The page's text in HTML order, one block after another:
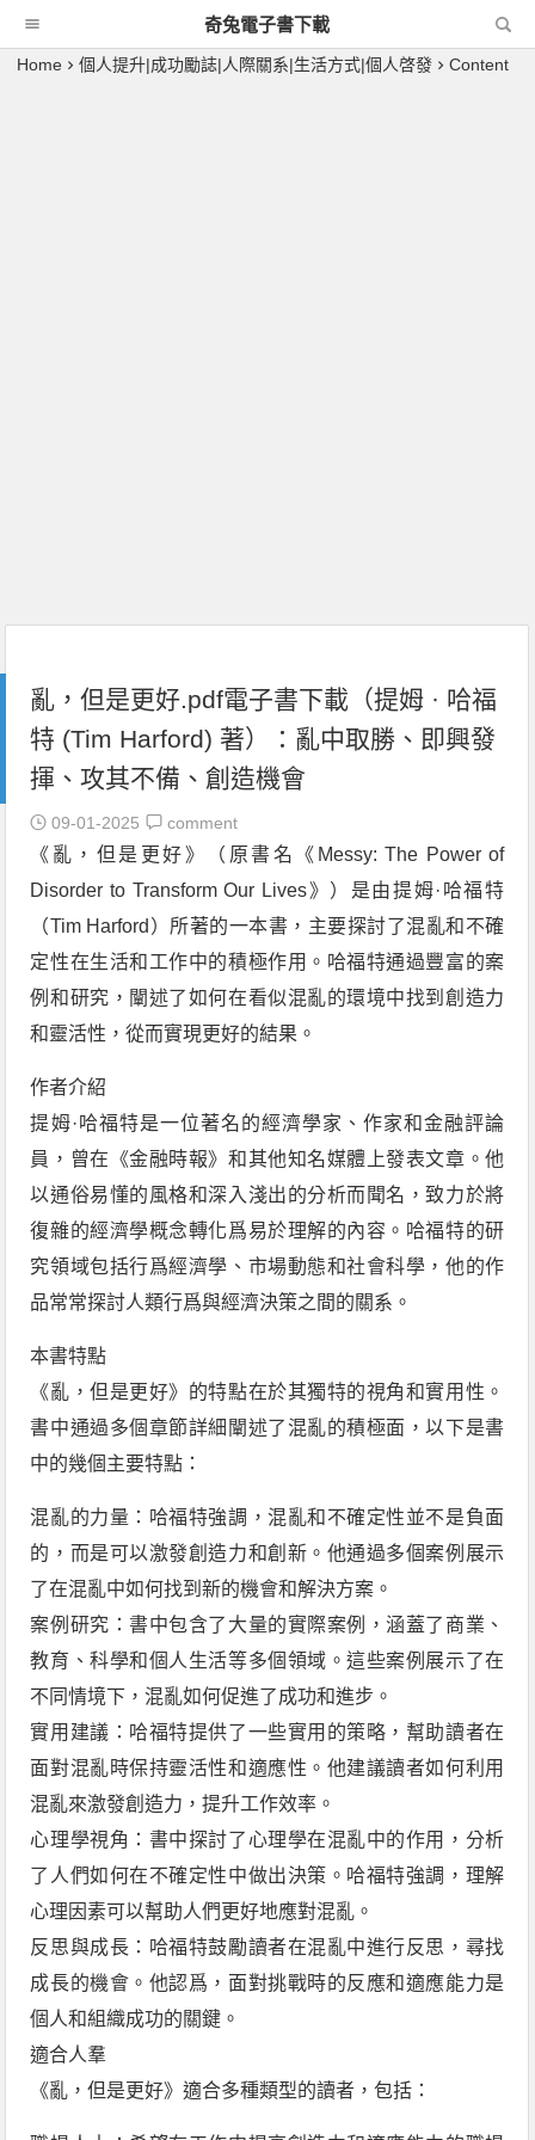
奇兔電子書下載
Home 個人提升|成功勵誌|人際關系|生活方式|個人啓發 Content
亂，但是更好.pdf電子書下載（提姆 · 哈福
特 (Tim Harford) 著）：亂中取勝、即興發
揮、攻其不備、創造機會
09-01-2025 comment
《亂，但是更好》（原書名《Messy: The Power of
Disorder to Transform Our Lives》）是由提姆·哈福特
（Tim Harford）所著的一本書，主要探討了混亂和不確
定性在生活和工作中的積極作用。哈福特通過豐富的案
例和研究，闡述了如何在看似混亂的環境中找到創造力
和靈活性，從而實現更好的結果。
作者介紹
提姆·哈福特是一位著名的經濟學家、作家和金融評論
員，曾在《金融時報》和其他知名媒體上發表文章。他
以通俗易懂的風格和深入淺出的分析而聞名，致力於將
復雜的經濟學概念轉化爲易於理解的內容。哈福特的研
究領域包括行爲經濟學、市場動態和社會科學，他的作
品常常探討人類行爲與經濟決策之間的關系。
本書特點
《亂，但是更好》的特點在於其獨特的視角和實用性。
書中通過多個章節詳細闡述了混亂的積極面，以下是書
中的幾個主要特點：
混亂的力量：哈福特強調，混亂和不確定性並不是負面
的，而是可以激發創造力和創新。他通過多個案例展示
了在混亂中如何找到新的機會和解決方案。
案例研究：書中包含了大量的實際案例，涵蓋了商業、
教育、科學和個人生活等多個領域。這些案例展示了在
不同情境下，混亂如何促進了成功和進步。
實用建議：哈福特提供了一些實用的策略，幫助讀者在
面對混亂時保持靈活性和適應性。他建議讀者如何利用
混亂來激發創造力，提升工作效率。
心理學視角：書中探討了心理學在混亂中的作用，分析
了人們如何在不確定性中做出決策。哈福特強調，理解
心理因素可以幫助人們更好地應對混亂。
反思與成長：哈福特鼓勵讀者在混亂中進行反思，尋找
成長的機會。他認爲，面對挑戰時的反應和適應能力是
個人和組織成功的關鍵。
適合人羣
《亂，但是更好》適合多種類型的讀者，包括：